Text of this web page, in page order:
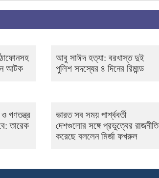
আটক
আবু সাঈদ হত্যা: বরখাস্ত দুই
পুলিশ সদস্যের ৪ দিনের রিমান্ড
ও গণতন্ত্র
তারেক
ভারত সব সময় পার্শ্ববর্তী
দেশগুলোর সঙ্গে প্রভুত্বের রাজনীতি
করেছে বললেন মির্জা ফখরুল